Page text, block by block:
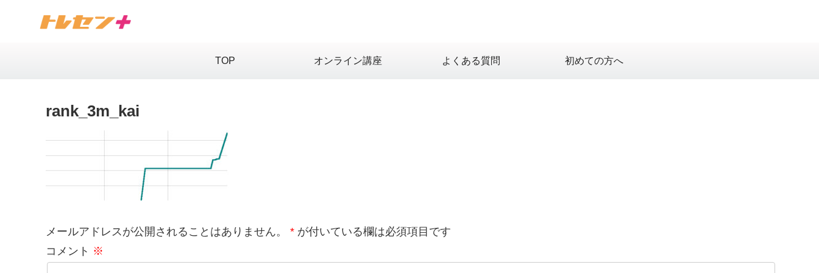
TOP オンライン講座 よくある質問 初めての方へ
rank_3m_kai
メールアドレスが公開されることはありません。 *が付いている欄は必須項目です
コメント ※